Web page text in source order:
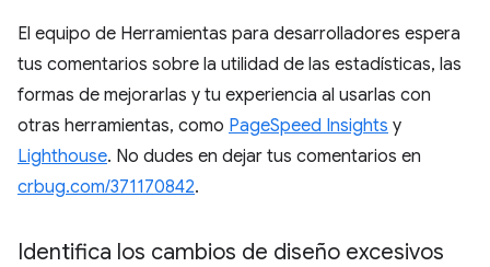
El equipo de Herramientas para desarrolladores espera
tus comentarios sobre la utilidad de las estadísticas, las
formas de mejorarlas y tu experiencia al usarlas con
otras herramientas, como PageSpeed Insights y
Lighthouse. No dudes en dejar tus comentarios en
crbug.com/371170842.
Identifica los cambios de diseño excesivos